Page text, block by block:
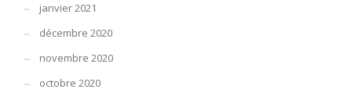
janvier 2021
décembre 2020
novembre 2020
octobre 2020